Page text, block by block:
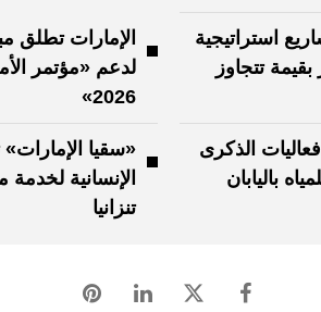
استراتيجية
تتجاوز
الإمارات تطلق
لدعم «مؤتمر
2026»
الذكرى
«سقيا
الإنسانية
تنزانيا